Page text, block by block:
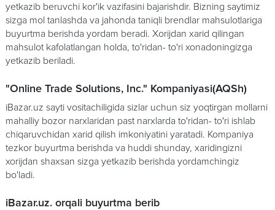
yetkazib beruvchi kor'ik vazifasini bajarishdir. Bizning saytimiz
sizga mol tanlashda va jahonda taniqli brendlar mahsulotlariga
buyurtma berishda yordam beradi. Xorijdan xarid qilingan
mahsulot kafolatlangan holda, to'ridan- to'ri xonadoningizga
yetkazib beriladi.
"Online Trade Solutions, Inc." Kompaniyasi(AQSh)
iBazar.uz sayti vositachiligida sizlar uchun siz yoqtirgan mollarni
mahalliy bozor narxlaridan past narxlarda to'ridan- to'ri ishlab
chiqaruvchidan xarid qilish imkoniyatini yaratadi. Kompaniya
tezkor buyurtma berishda va huddi shunday, xaridingizni
xorijdan shaxsan sizga yetkazib berishda yordamchingiz
bo'ladi.
iBazar.uz. orqali buyurtma berib